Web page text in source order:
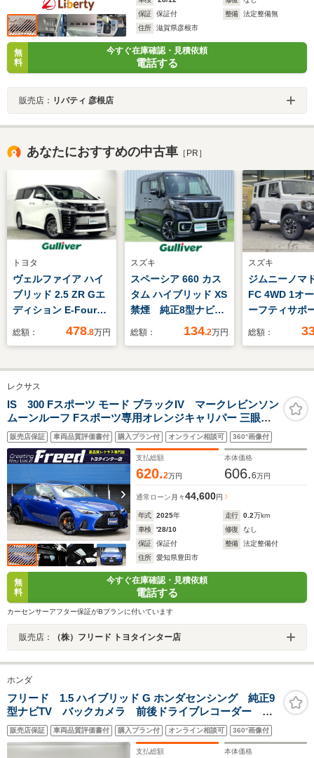
保証
保証付 整備
法定整備無
住所
滋賀県彦根市
無
料
今すぐ在庫確認・見積依頼
電話する
販売店： リバティ 彦根店
あなたにおすすめの中古車 ［PR］
トヨタ
ヴェルファイア ハイ
ブリッド 2.5 ZR Gエ
ディション E-Four
4WD 黒革シート 三眼
ウンモニター 3眼LED
レーダーC 衝突軽減
レーンアシストシート
ヒーター/エアコン 電
動リアゲート オート
ハイビーム ドラレコ
ETC ハンドルヒータ
総額： 478.8万円
スズキ
スペーシア 660 カス
タム ハイブリッド XS
禁煙 純正8型ナビ
全方位カメラ ヘッド
キサポート レーダー
ル コーナーセンサ
ー 両側電動ドア 半
革シート シートヒー
ター 100Vコンセン
ト
総額： 134.2万円
スズキ
ジムニーノマ
FC 4WD 1オ
ーフティサポ
総額：
レクサス
IS 300 Fスポーツ モード ブラックIV マークレビンソン
ムーンルーフ Fスポーツ専用オレンジキャリパー 三眼
LEDヘッド BBS製19インチ鍛造ホイール パノラミックビ
ューモニター 銀墨ブラックアッシュパネル 純正フロアマ
ット 1オーナー車 禁煙 特別仕様車
販売店保証 車両品質評価書付 購入プラン付 オンライン相談可 360°画像付
支払総額
620.2万円
本体価格
606.6万円
通常ローン 月々44,600円
年式 2025年 走行 0.2万km
車検
'28/10 修復
なし
保証
保証付 整備
法定整備付
住所
愛知県豊田市
無
料
今すぐ在庫確認・見積依頼
電話する
カーセンサーアフター保証がBプランに付いています
販売店： （株）フリード トヨタインター店
ホンダ
フリード 1.5 ハイブリッド G ホンダセンシング 純正9
型ナビTV バックカメラ 前後ドライブレコーダー ビ
ルトインETC 両側パワースライドドア LEDヘッドラ
イト 社外15インチAW 純正フロアマット ドアバイザ
ー 衝突軽減 スマートキー 禁煙車
販売店保証 車両品質評価書付 購入プラン付 オンライン相談可 360°画像付
支払総額 本体価格